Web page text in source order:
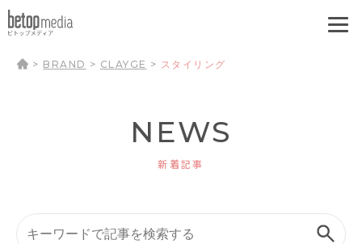
> BRAND > CLAYGE > スタイリング
NEWS
新着記事